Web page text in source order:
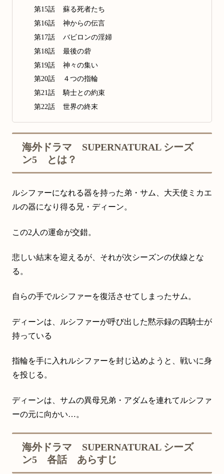
第15話 蘇る死者たち
第16話 神からの伝言
第17話 バビロンの淫婦
第18話 最後の砦
第19話 神々の集い
第20話 ４つの指輪
第21話 騎士との約束
第22話 世界の終末
海外ドラマ SUPERNATURAL シーズ
ン5 とは？
ルシファーになれる器を持った弟・サム、大天使ミカエ
ルの器になり得る兄・ディーン。
この2人の運命が交錯。
悲しい結末を迎えるが、それが次シーズンの伏線とな
る。
自らの手でルシファーを復活させてしまったサム。
ディーンは、ルシファーが呼び出した黙示録の四騎士が
持っている
指輪を手に入れルシファーを封じ込めようと、戦いに身
を投じる。
ディーンは、サムの異母兄弟・アダムを連れてルシファ
ーの元に向かい…。
海外ドラマ SUPERNATURAL シーズ
ン5 各話 あらすじ